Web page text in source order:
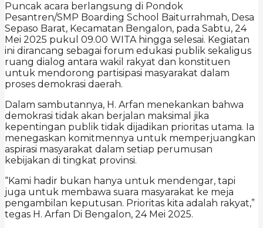
Puncak acara berlangsung di Pondok
Pesantren/SMP Boarding School Baiturrahmah, Desa
Sepaso Barat, Kecamatan Bengalon, pada Sabtu, 24
Mei 2025 pukul 09.00 WITA hingga selesai. Kegiatan
ini dirancang sebagai forum edukasi publik sekaligus
ruang dialog antara wakil rakyat dan konstituen
untuk mendorong partisipasi masyarakat dalam
proses demokrasi daerah.
Dalam sambutannya, H. Arfan menekankan bahwa
demokrasi tidak akan berjalan maksimal jika
kepentingan publik tidak dijadikan prioritas utama. Ia
menegaskan komitmennya untuk memperjuangkan
aspirasi masyarakat dalam setiap perumusan
kebijakan di tingkat provinsi.
“Kami hadir bukan hanya untuk mendengar, tapi
juga untuk membawa suara masyarakat ke meja
pengambilan keputusan. Prioritas kita adalah rakyat,”
tegas H. Arfan Di Bengalon, 24 Mei 2025.